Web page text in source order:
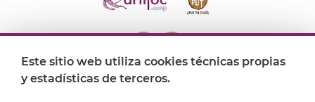
Dónde encontrarnos
Este sitio web utiliza cookies técnicas propias
y estadísticas de terceros.